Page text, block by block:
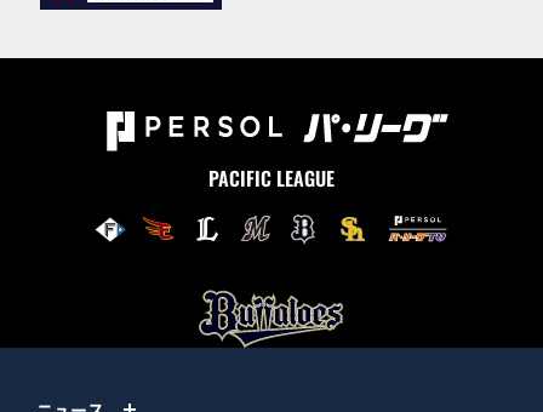
PACIFIC LEAGUE